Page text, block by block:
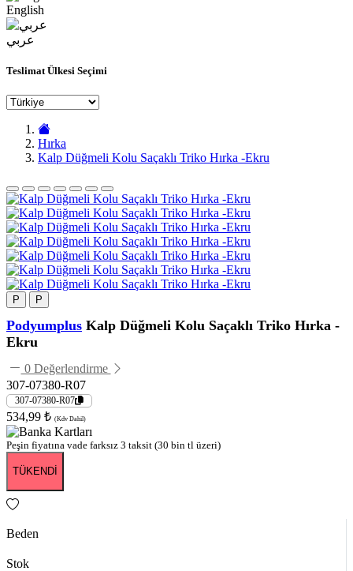
English
عربي
Teslimat Ülkesi Seçimi
Hırka
Kalp Düğmeli Kolu Saçaklı Triko Hırka -Ekru
P P
Podyumplus Kalp Düğmeli Kolu Saçaklı Triko Hırka -
Ekru
0 Değerlendirme
307-07380-R07
307-07380-R07
534,99 ₺ (Kdv Dahil)
Peşin fiyatına vade farksız 3 taksit (30 bin tl üzeri)
TÜKENDİ
Beden
Stok